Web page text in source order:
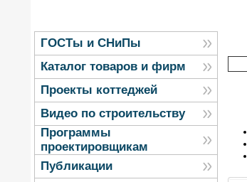
ГОСТы и СНиПы
Каталог товаров и фирм
Проекты коттеджей
Видео по строительству
Программы
проектировщикам
Публикации